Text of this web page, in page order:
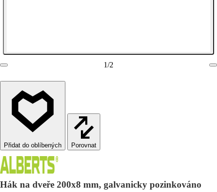
1/2
Porovnat
Hák na dveře 200x8 mm, galvanicky pozinkováno